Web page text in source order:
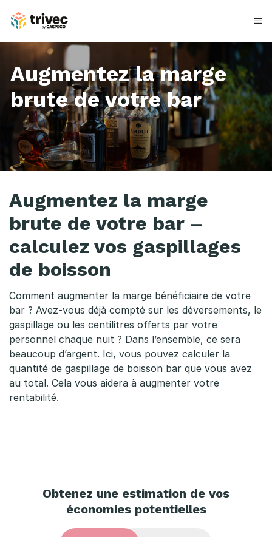
content
Augmentez la marge
brute de votre bar
a
l
c
u
l
m
a
r
g
Augmentez la marge
brute de votre bar –
calculez vos gaspillages
de boisson
Comment augmenter la marge bénéficiaire de votre
bar ? Avez-vous déjà compté sur les déversements, le
gaspillage ou les centilitres offerts par votre
personnel chaque nuit ? Dans l’ensemble, ce sera
beaucoup d’argent. Ici, vous pouvez calculer la
quantité de gaspillage de boisson bar que vous avez
au total. Cela vous aidera à augmenter votre
rentabilité.
Obtenez une estimation de vos
économies potentielles